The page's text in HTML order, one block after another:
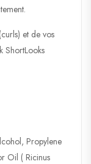
et de vos
ShortLooks
Propylene
Oil ( Ricinus